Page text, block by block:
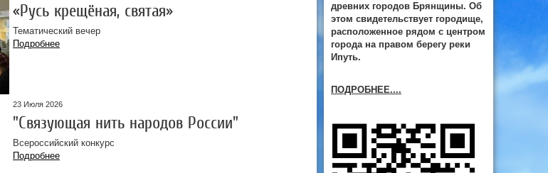
«Русь крещёная, святая»
Тематический вечер
Подробнее
23 Июля 2026
"Связующая нить народов России"
Всероссийский конкурс
Подробнее
древних городов Брянщины. Об
этом свидетельствует городище,
расположенное рядом с центром
города на правом берегу реки
Ипуть.
ПОДРОБНЕЕ....